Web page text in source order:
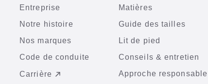
Entreprise
Notre histoire
Nos marques
Code de conduite
Carrière
Matières
Guide des tailles
Lit de pied
Conseils & entretien
Approche responsable